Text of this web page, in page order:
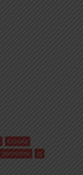
Escuela
peronismo
pj